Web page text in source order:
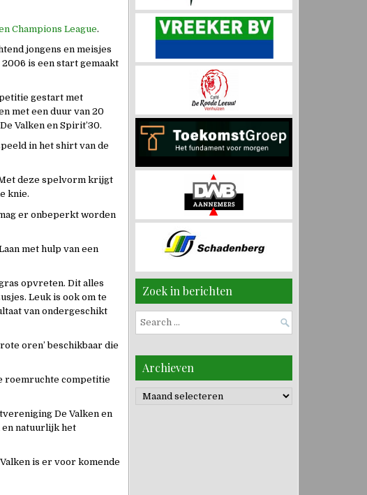
Champions League.
jongens en meisjes
is een start gemaakt
gestart met
met een duur van 20
Valken en Spirit’30.
in het shirt van de
deze spelvorm krijgt
knie.
er onbeperkt worden
met hulp van een
opvreten. Dit alles
Leuk is ook om te
van ondergeschikt
oren’ beschikbaar die
roemruchte competitie
De Valken en
en natuurlijk het
is er voor komende
Zoek in berichten
Search
for:
Archieven
Archieven